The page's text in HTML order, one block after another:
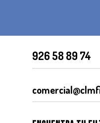
926 58 89 74